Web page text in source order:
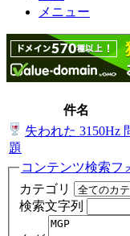
メニュー
件名
失われた 3150Hz
題
コンテンツ検索フ
カテゴリ
検索文字列